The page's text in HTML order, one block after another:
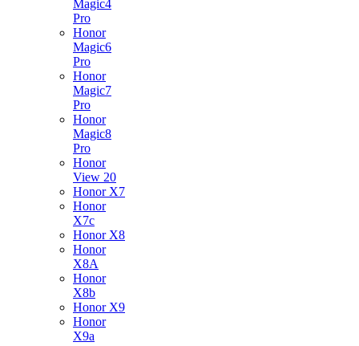
Magic4
Pro
Honor
Magic6
Pro
Honor
Magic7
Pro
Honor
Magic8
Pro
Honor
View 20
Honor X7
Honor
X7c
Honor X8
Honor
X8A
Honor
X8b
Honor X9
Honor
X9a